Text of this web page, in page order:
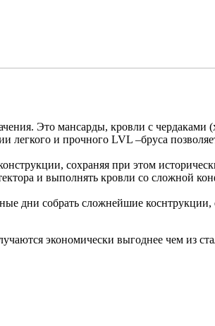
Это мансарды, кровли с чердаками
и прочного LVL –бруса
сохраняя при этом
и выполнять кровли со сложной
дни собрать сложнейшие
экономически выгоднее чем из